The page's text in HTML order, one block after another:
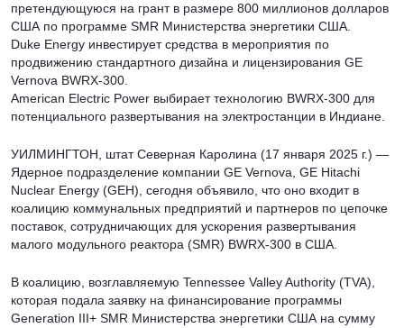
претендующуюся на грант в размере 800 миллионов долларов
США по программе SMR Министерства энергетики США.
Duke Energy инвестирует средства в мероприятия по
продвижению стандартного дизайна и лицензирования GE
Vernova BWRX-300.
American Electric Power выбирает технологию BWRX-300 для
потенциального развертывания на электростанции в Индиане.
УИЛМИНГТОН, штат Северная Каролина (17 января 2025 г.) —
Ядерное подразделение компании GE Vernova, GE Hitachi
Nuclear Energy (GEH), сегодня объявило, что оно входит в
коалицию коммунальных предприятий и партнеров по цепочке
поставок, сотрудничающих для ускорения развертывания
малого модульного реактора (SMR) BWRX-300 в США.
В коалицию, возглавляемую Tennessee Valley Authority (TVA),
которая подала заявку на финансирование программы
Generation III+ SMR Министерства энергетики США на сумму